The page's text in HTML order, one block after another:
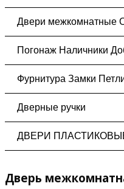
Двери межкомнатные
Погонаж Наличники
Фурнитура Замки
Дверные ручки
ДВЕРИ
Дверь